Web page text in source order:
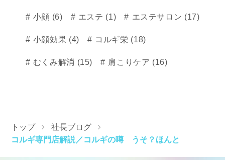
小顔 (6) エステ (1) エステサロン (17)
小顔効果 (4) コルギ栄 (18)
むくみ解消 (15) 肩こりケア (16)
トップ
社長ブログ
コルギ専門店解説／コルギの噂 うそ？ほんと